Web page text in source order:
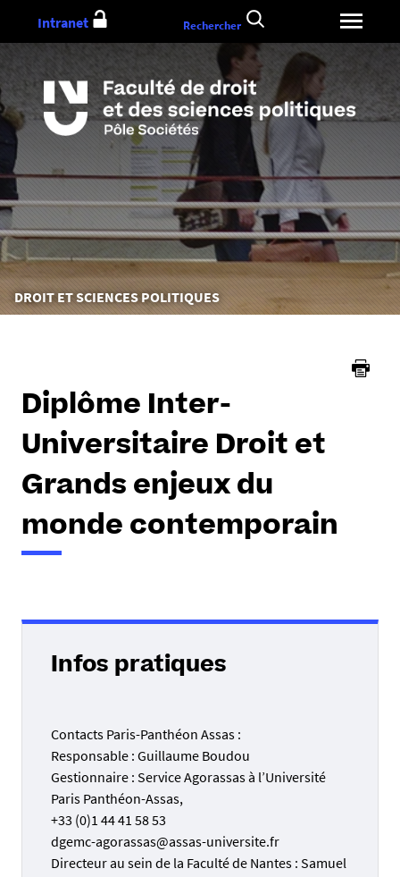
au
contenu
Vous
êtes
DROIT ET SCIENCES POLITIQUES
Intranet Rechercher
Diplôme Inter-
Universitaire Droit et
Grands enjeux du
monde contemporain
Infos pratiques
Contacts Paris-Panthéon Assas :
Responsable : Guillaume Boudou
Gestionnaire : Service Agorassas à l’Université
Paris Panthéon-Assas,
+33 (0)1 44 41 58 53
dgemc-agorassas@assas-universite.fr
Directeur au sein de la Faculté de Nantes : Samuel